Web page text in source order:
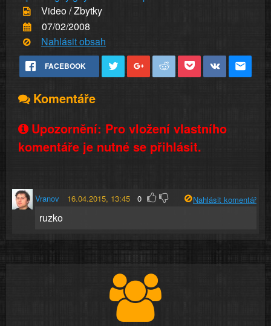
Video / Zbytky
07/02/2008
Nahlásit obsah
FACEBOOK
Komentáře
Upozornění: Pro vložení vlastního
komentáře je nutné se přihlásit.
Vranov 16.04.2015, 13:45 0 Nahlásit komentář
ruzko